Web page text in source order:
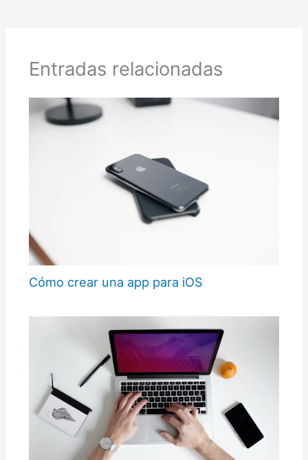
Entradas relacionadas
Cómo crear una app para iOS